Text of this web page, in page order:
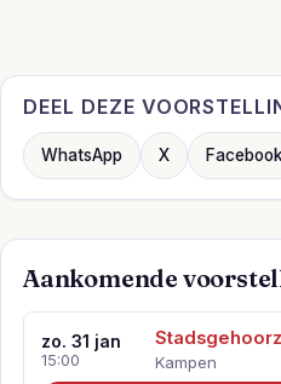
DEEL DEZE
WhatsApp X Facebook
Aankomende
zo. 31 jan
15:00
Kampen